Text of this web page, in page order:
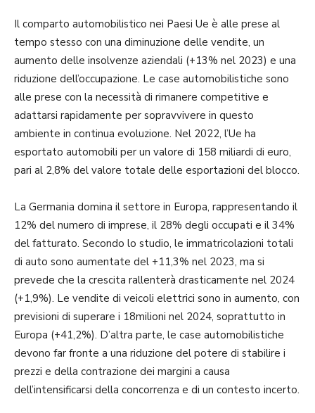
Il comparto automobilistico nei Paesi Ue è alle prese al
tempo stesso con una diminuzione delle vendite, un
aumento delle insolvenze aziendali (+13% nel 2023) e una
riduzione dell’occupazione. Le case automobilistiche sono
alle prese con la necessità di rimanere competitive e
adattarsi rapidamente per sopravvivere in questo
ambiente in continua evoluzione. Nel 2022, l’Ue ha
esportato automobili per un valore di 158 miliardi di euro,
pari al 2,8% del valore totale delle esportazioni del blocco.
La Germania domina il settore in Europa, rappresentando il
12% del numero di imprese, il 28% degli occupati e il 34%
del fatturato. Secondo lo studio, le immatricolazioni totali
di auto sono aumentate del +11,3% nel 2023, ma si
prevede che la crescita rallenterà drasticamente nel 2024
(+1,9%). Le vendite di veicoli elettrici sono in aumento, con
previsioni di superare i 18milioni nel 2024, soprattutto in
Europa (+41,2%). D’altra parte, le case automobilistiche
devono far fronte a una riduzione del potere di stabilire i
prezzi e della contrazione dei margini a causa
dell’intensificarsi della concorrenza e di un contesto incerto.